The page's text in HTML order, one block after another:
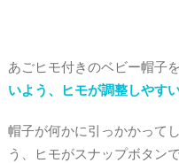
あごヒモ付きのベビー帽子
いよう、ヒモが調整しやす
帽子が何かに引っかかって
う、ヒモがスナップボタン